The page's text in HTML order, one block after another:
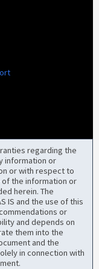
regarding the
information or
or with respect to
the information or
herein. The
IS and the use of this
or
and depends on
them into the
and the
in connection with